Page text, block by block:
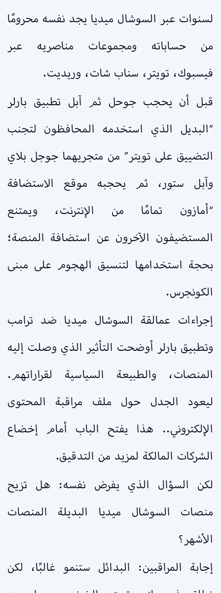
لسنوات عبر السوشال ميديا يجد نفسه محرومًا
من حساباته ومجموعات مناصريه عبر
فيسبوك، تويتر، سناب شات، وريديت.
قبل أن يحجب جوحل ثم آبل تطبيق بارلر
“البديل الذي استخدمه المحافظون لتجنب
التضييق على تويتر” من متجريهما جوجل بلاي
وآبل ستور، ثم يحجبه موقع الاستضافة
“أمازون تمامًا من الإنترنت، ويمتنع
المستضيفون الآخرون عن استضافة المنصة؛
بحجة استخدامها لتنسيق الهجوم على مبنى
الكونجرس.
إجراءات عمالقة السوشال ميديا ضد ترامب
وتطبيق بارلر أوضحت التأثير الذي وصلت إليه
المنصات، والطبيعة السياسية لقراراتهم.
ليعود الجدل حول ملف مراقبة المحتوى
الإلكتروني.. هذا يفتح الباب أمام إخضاع
الشركات المالكة لمزيد من التدقيق.
لكن السؤال الذي يفرض نفسه: هل تزيح
منصات السوشال ميديا البديلة المنصات
الأشهر؟
إجابة المراقبين: البدائل ستنمو غالبًا، لكن